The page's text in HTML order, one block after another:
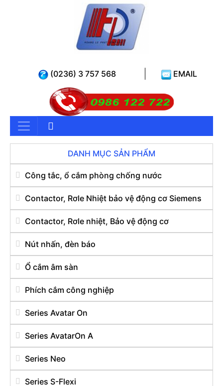
(0236) 3 757 568 EMAIL
DANH MỤC SẢN PHẨM
Công tắc, ổ cắm phòng chống nước
Contactor, Rơle Nhiệt bảo vệ động cơ Siemens
Contactor, Rơle nhiệt, Bảo vệ động cơ
Nút nhấn, đèn báo
Ổ cắm âm sàn
Phích cắm công nghiệp
Series Avatar On
Series AvatarOn A
Series Neo
Series S-Flexi